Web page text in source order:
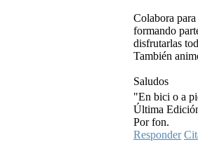
Colabora para
formando
disfrutarlas
También
Saludos
"En bici o a
Última
Por fon.
Responder